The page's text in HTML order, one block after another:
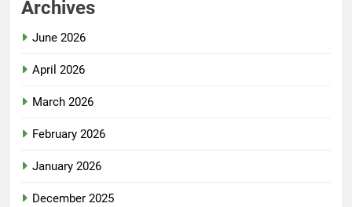
Archives
June 2026
April 2026
March 2026
February 2026
January 2026
December 2025